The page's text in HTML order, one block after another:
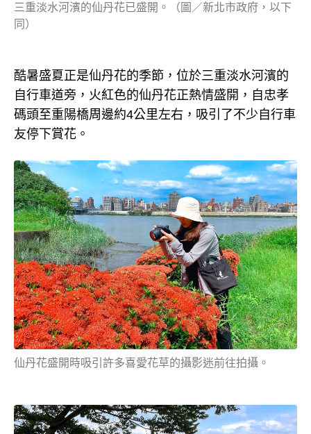
三重淡水河濱的仙丹花已盛開。（圖／新北市政府，以下
同）
酷暑盛夏正是仙丹花的季節，位於三重淡水河濱的
自行車道旁，火紅色的仙丹花正熱情盛開，自忠孝
碼頭至重陽橋周邊約4公里左右，吸引了不少自行車
友停下賞花。
仙丹花盛開時吸引許多喜愛花草的攝影迷前往拍攝。